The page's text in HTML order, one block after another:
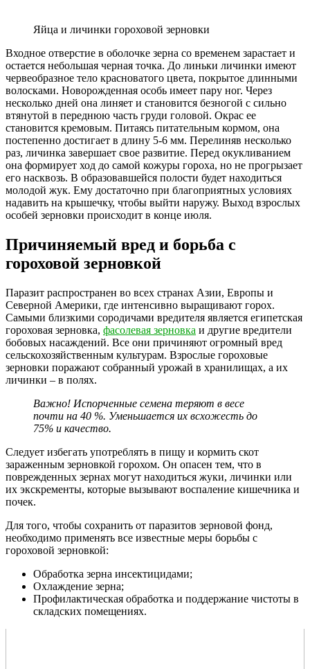
Яйца и личинки гороховой зерновки
Входное отверстие в оболочке зерна со временем зарастает и
остается небольшая черная точка. До линьки личинки имеют
червеобразное тело красноватого цвета, покрытое длинными
волосками. Новорожденная особь имеет пару ног. Через
несколько дней она линяет и становится безногой с сильно
втянутой в переднюю часть груди головой. Окрас ее
становится кремовым. Питаясь питательным кормом, она
постепенно достигает в длину 5-6 мм. Перелиняв несколько
раз, личинка завершает свое развитие. Перед окукливанием
она формирует ход до самой кожуры гороха, но не прогрызает
его насквозь. В образовавшейся полости будет находиться
молодой жук. Ему достаточно при благоприятных условиях
надавить на крышечку, чтобы выйти наружу. Выход взрослых
особей зерновки происходит в конце июля.
Причиняемый вред и борьба с
гороховой зерновкой
Паразит распространен во всех странах Азии, Европы и
Северной Америки, где интенсивно выращивают горох.
Самыми близкими сородичами вредителя является египетская
гороховая зерновка, фасолевая зерновка и другие вредители
бобовых насаждений. Все они причиняют огромный вред
сельскохозяйственным культурам. Взрослые гороховые
зерновки поражают собранный урожай в хранилищах, а их
личинки – в полях.
Важно! Испорченные семена теряют в весе
почти на 40 %. Уменьшается их всхожесть до
75% и качество.
Следует избегать употреблять в пищу и кормить скот
зараженным зерновкой горохом. Он опасен тем, что в
поврежденных зернах могут находиться жуки, личинки или
их экскременты, которые вызывают воспаление кишечника и
почек.
Для того, чтобы сохранить от паразитов зерновой фонд,
необходимо применять все известные меры борьбы с
гороховой зерновкой:
Обработка зерна инсектицидами;
Охлаждение зерна;
Профилактическая обработка и поддержание чистоты в
складских помещениях.